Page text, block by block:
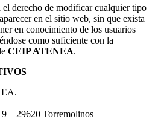
el derecho de modificar cualquier tipo
en el sitio web, sin que exista
en conocimiento de los usuarios
como suficiente con la
CEIP ATENEA.
– 29620 Torremolinos